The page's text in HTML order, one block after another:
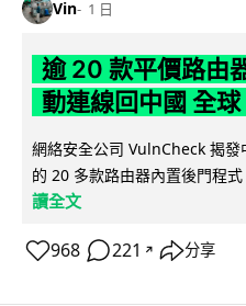
Vin 1 日
逾 20 款平價路由
動連線回中國 全
網絡安全公司 VulnCheck 揭
的 20 多款路由器內置後門程
讀全文
968 221 ↗ 分享